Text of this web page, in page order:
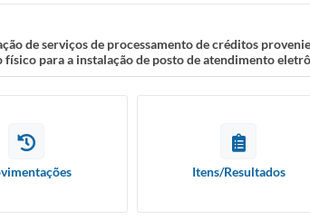
de serviços de processamento de créditos
físico para a instalação de posto de atendimento
Itens/Resultados